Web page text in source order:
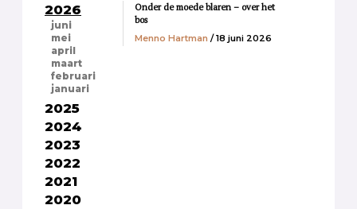
2026
juni
mei
april
maart
februari
januari
2025
2024
2023
2022
2021
2020
Onder de moede blaren – over het
bos
Menno Hartman / 18 juni 2026